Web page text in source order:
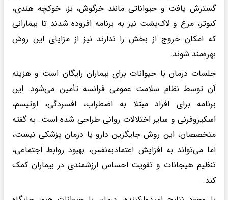
گسترش یافت و حیواناتی مانند خرگوش، بز، خوکچه هندی،
کبوتر، مرغ و لاک‌پشت نیز به برنامه افزوده شدند تا بیمارانی
که امکان خروج از بخش را ندارند نیز از مزایای این روش
بهره‌مند شوند.
جلسات درمان با حیوانات برای بیماران رایگان است و هزینه
آن توسط نظام سلامت عمومی فرانسه تأمین می‌شود. این
برنامه برای افراد مبتلا به اضطراب، افسردگی، اوتیسم،
اسکیزوفرنی و سایر اختلالات روانی طراحی شده است. به گفته
متخصصان، این روش جایگزین دارو یا درمان پزشکی نیست،
اما می‌تواند به افزایش اعتمادبه‌نفس، بهبود روابط اجتماعی،
تنظیم هیجانات و تقویت احساس ارزشمندی در بیماران کمک
کند.